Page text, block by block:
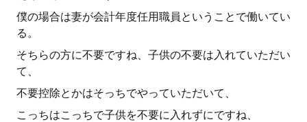
僕の場合は妻が会計年度任用職員ということで働いてい
る。
そちらの方に不要ですね、子供の不要は入れていただい
て、
不要控除とかはそっちでやっていただいて、
こっちはこっちで子供を不要に入れずにですね、